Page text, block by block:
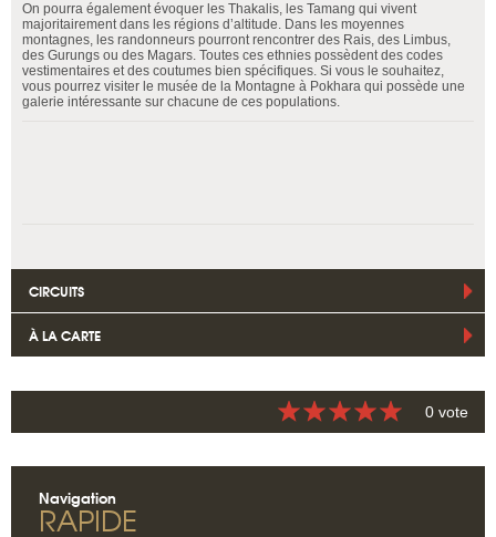
On pourra également évoquer les Thakalis, les Tamang qui vivent
majoritairement dans les régions d’altitude. Dans les moyennes
montagnes, les randonneurs pourront rencontrer des Rais, des Limbus,
des Gurungs ou des Magars. Toutes ces ethnies possèdent des codes
vestimentaires et des coutumes bien spécifiques. Si vous le souhaitez,
vous pourrez visiter le musée de la Montagne à Pokhara qui possède une
galerie intéressante sur chacune de ces populations.
CIRCUITS
À LA CARTE
0 vote
Navigation
RAPIDE